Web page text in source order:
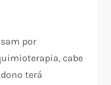
por
cabe
terá